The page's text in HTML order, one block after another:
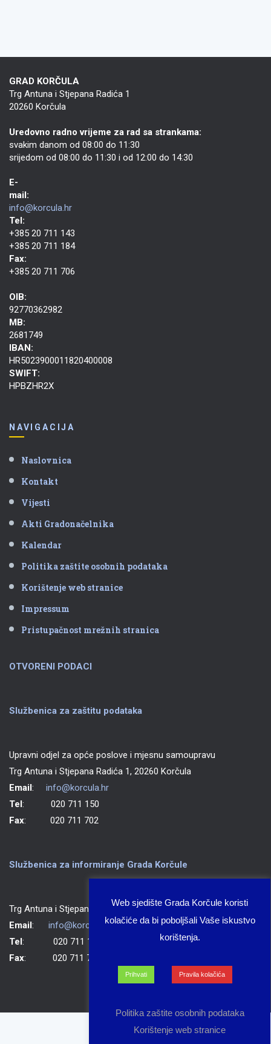
GRAD KORČULA
Trg Antuna i Stjepana Radića 1
20260 Korčula
Uredovno radno vrijeme za rad sa strankama:
svakim danom od 08:00 do 11:30
srijedom od 08:00 do 11:30 i od 12:00 do 14:30
E-
mail:
info@korcula.hr
Tel:
+385 20 711 143
+385 20 711 184
Fax:
+385 20 711 706
OIB:
92770362982
MB:
2681749
IBAN:
HR5023900011820400008
SWIFT:
HPBZHR2X
NAVIGACIJA
Naslovnica
Kontakt
Vijesti
Akti Gradonačelnika
Kalendar
Politika zaštite osobnih podataka
Korištenje web stranice
Impressum
Pristupačnost mrežnih stranica
OTVORENI PODACI
Službenica za zaštitu podataka
Upravni odjel za opće poslove i mjesnu samoupravu
Trg Antuna i Stjepana Radića 1, 20260 Korčula
Email: info@korcula.hr
Tel: 020 711 150
Fax: 020 711 702
Službenica za informiranje Grada Korčule
Trg Antuna i Stjepana Radića 1, 20260 Korčula
Email: info@korcula.hr
Tel: 020 711 150
Fax: 020 711 702
Web sjedište Grada Korčule koristi
kolačiće da bi poboljšali Vaše iskustvo
korištenja.
Prihvati Pravila kolačića
Politika zaštite osobnih podataka
Korištenje web stranice